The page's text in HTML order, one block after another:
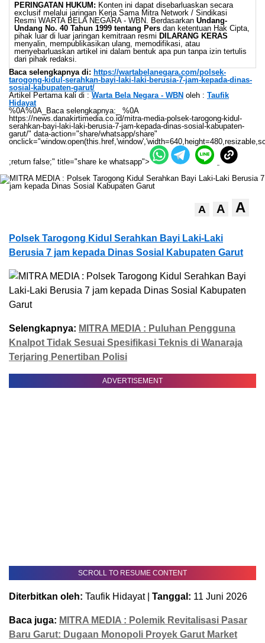
PERINGATAN HUKUM: Konten ini dapat disebarluaskan secara
exclusif melalui jaringan Kerja Sama Mitra Network / Sindikasi
Resmi WARTA BELA NEGARA - WBN. Berdasarkan Undang-
Undang No. 40 Tahun 1999 tentang Pers dan ketentuan Hak Cipta,
pihak luar di luar jaringan kemitraan resmi DILARANG KERAS
menyalin, mempublikasikan ulang, memodifikasi, atau
menyebarluaskan artikel ini dalam bentuk apa pun tanpa izin tertulis
dari pihak redaksi.
Baca selengkapnya di: https://wartabelanegara.com/polsek-
tarogong-kidul-serahkan-bayi-laki-laki-berusia-7-jam-kepada-dinas-
sosial-kabupaten-garut/
Artikel Pertama kali di : Warta Bela Negara - WBN oleh : Taufik
Hidayat
%0A%0A_Baca selengkapnya:_ %0A
https://news.danakirtimedia.co.id/mitra-media-polsek-tarogong-kidul-
serahkan-bayi-laki-laki-berusia-7-jam-kepada-dinas-sosial-kabupaten-
garut/" data-action="share/whatsapp/share"
;return false;" title="share ke whatsapp">
A A A
Polsek Tarogong Kidul Serahkan Bayi Laki-Laki
Berusia 7 jam kepada Dinas Sosial Kabupaten Garut
Selengkapnya: MITRA MEDIA : Puluhan Pengguna
Knalpot Tidak Sesuai Spesifikasi Teknis di Wanaraja
Terjaring Penertiban Polisi
ADVERTISEMENT
SCROLL TO RESUME CONTENT
Diterbitkan oleh: Taufik Hidayat | Tanggal: 11 Juni 2026
Baca juga: MITRA MEDIA : Polemik Revitalisasi Pasar
Baru Garut: Dugaan Monopoli Proyek Garut Market